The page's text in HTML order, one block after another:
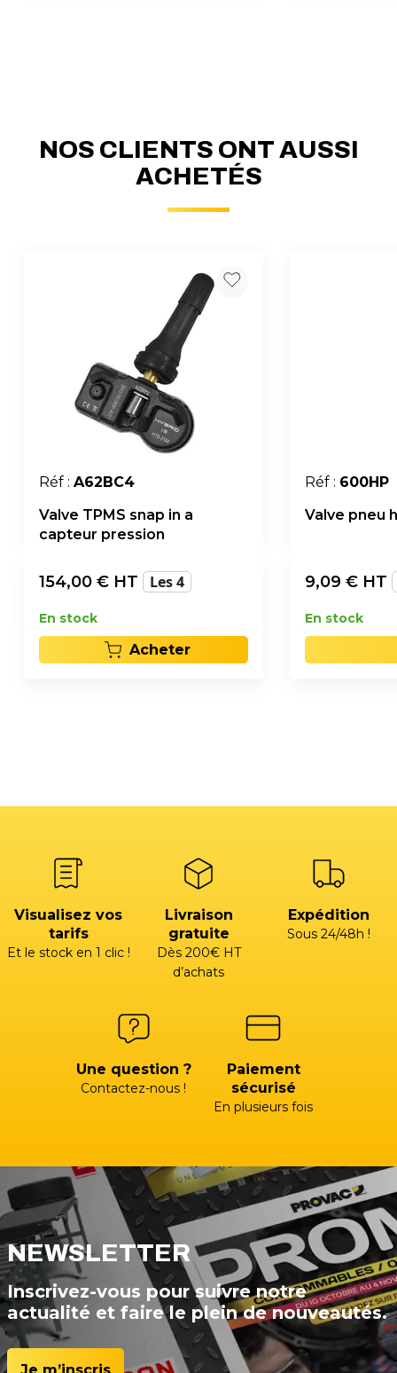
NOS CLIENTS ONT AUSSI
ACHETÉS
Réf : A62BC4
Valve TPMS snap in a
capteur pression
154,00 € HT Les 4
En stock
Acheter
Réf : 600HP
Valve pneu
9,09 € HT
En stock
Visualisez vos
tarifs
Et le stock en 1 clic !
Livraison
gratuite
Dès 200€ HT
d’achats
Expédition
Sous 24/48h !
Une question ?
Contactez-nous !
Paiement
sécurisé
En plusieurs fois
NEWSLETTER
Inscrivez-vous pour suivre notre
actualité et faire le plein de nouveautés.